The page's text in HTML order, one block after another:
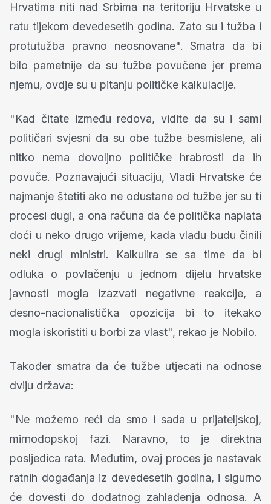
Hrvatima niti nad Srbima na teritoriju Hrvatske u
ratu tijekom devedesetih godina. Zato su i tužba i
protutužba pravno neosnovane". Smatra da bi
bilo pametnije da su tužbe povučene jer prema
njemu, ovdje su u pitanju političke kalkulacije.
"Kad čitate između redova, vidite da su i sami
političari svjesni da su obe tužbe besmislene, ali
nitko nema dovoljno političke hrabrosti da ih
povuče. Poznavajući situaciju, Vladi Hrvatske će
najmanje štetiti ako ne odustane od tužbe jer su ti
procesi dugi, a ona računa da će politička naplata
doći u neko drugo vrijeme, kada vladu budu činili
neki drugi ministri. Kalkulira se sa time da bi
odluka o povlačenju u jednom dijelu hrvatske
javnosti mogla izazvati negativne reakcije, a
desno-nacionalistička opozicija bi to itekako
mogla iskoristiti u borbi za vlast", rekao je Nobilo.
Također smatra da će tužbe utjecati na odnose
dviju država:
"Ne možemo reći da smo i sada u prijateljskoj,
mirnodopskoj fazi. Naravno, to je direktna
posljedica rata. Međutim, ovaj proces je nastavak
ratnih događanja iz devedesetih godina, i sigurno
će dovesti do dodatnog zahlađenja odnosa. A